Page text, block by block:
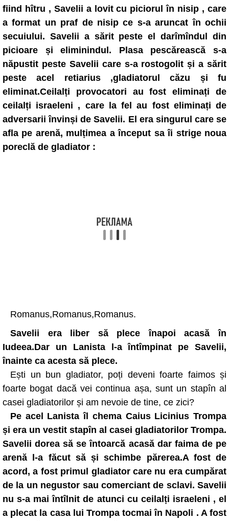
fiind hîtru , Savelii a lovit cu piciorul în nisip , care
a format un praf de nisip ce s-a aruncat în ochii
secuiului. Savelii a sărit peste el darîmîndul din
picioare și eliminindul. Plasa pescărească s-a
năpustit peste Savelii care s-a rostogolit și a sărit
peste acel retiarius ,gladiatorul căzu și fu
eliminat.Ceilalți provocatori au fost eliminați de
ceilalți israeleni , care la fel au fost eliminați de
adversarii învinși de Savelii. El era singurul care se
afla pe arenă, mulțimea a început sa îi strige noua
poreclă de gladiator :
Romanus,Romanus,Romanus.
Savelii era liber să plece înapoi acasă în
Iudeea.Dar un Lanista l-a întîmpinat pe Savelii,
înainte ca acesta să plece.
Ești un bun gladiator, poți deveni foarte faimos și
foarte bogat dacă vei continua așa, sunt un stapîn al
casei gladiatorilor și am nevoie de tine, ce zici?
Pe acel Lanista îl chema Caius Licinius Trompa
și era un vestit stapîn al casei gladiatorilor Trompa.
Savelii dorea să se întoarcă acasă dar faima de pe
arenă l-a făcut să și schimbe părerea.A fost de
acord, a fost primul gladiator care nu era cumpărat
de la un negustor sau comerciant de sclavi. Savelii
nu s-a mai întîlnit de atunci cu ceilalți israeleni , el
a plecat la casa lui Trompa tocmai în Napoli . A fost